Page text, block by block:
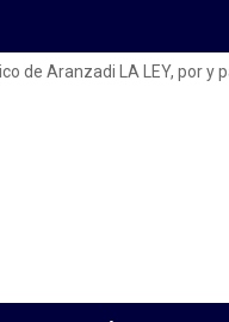
de Aranzadi LA LEY, por y